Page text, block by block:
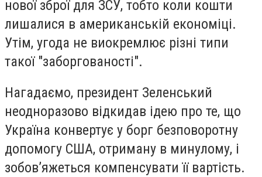
нової зброї для ЗСУ, тобто коли кошти
лишалися в американській економіці.
Утім, угода не виокремлює різні типи
такої "заборгованості".
Нагадаємо, президент Зеленський
неодноразово відкидав ідею про те, що
Україна конвертує у борг безповоротну
допомогу США, отриману в минулому, і
зобов’яжеться компенсувати її вартість.